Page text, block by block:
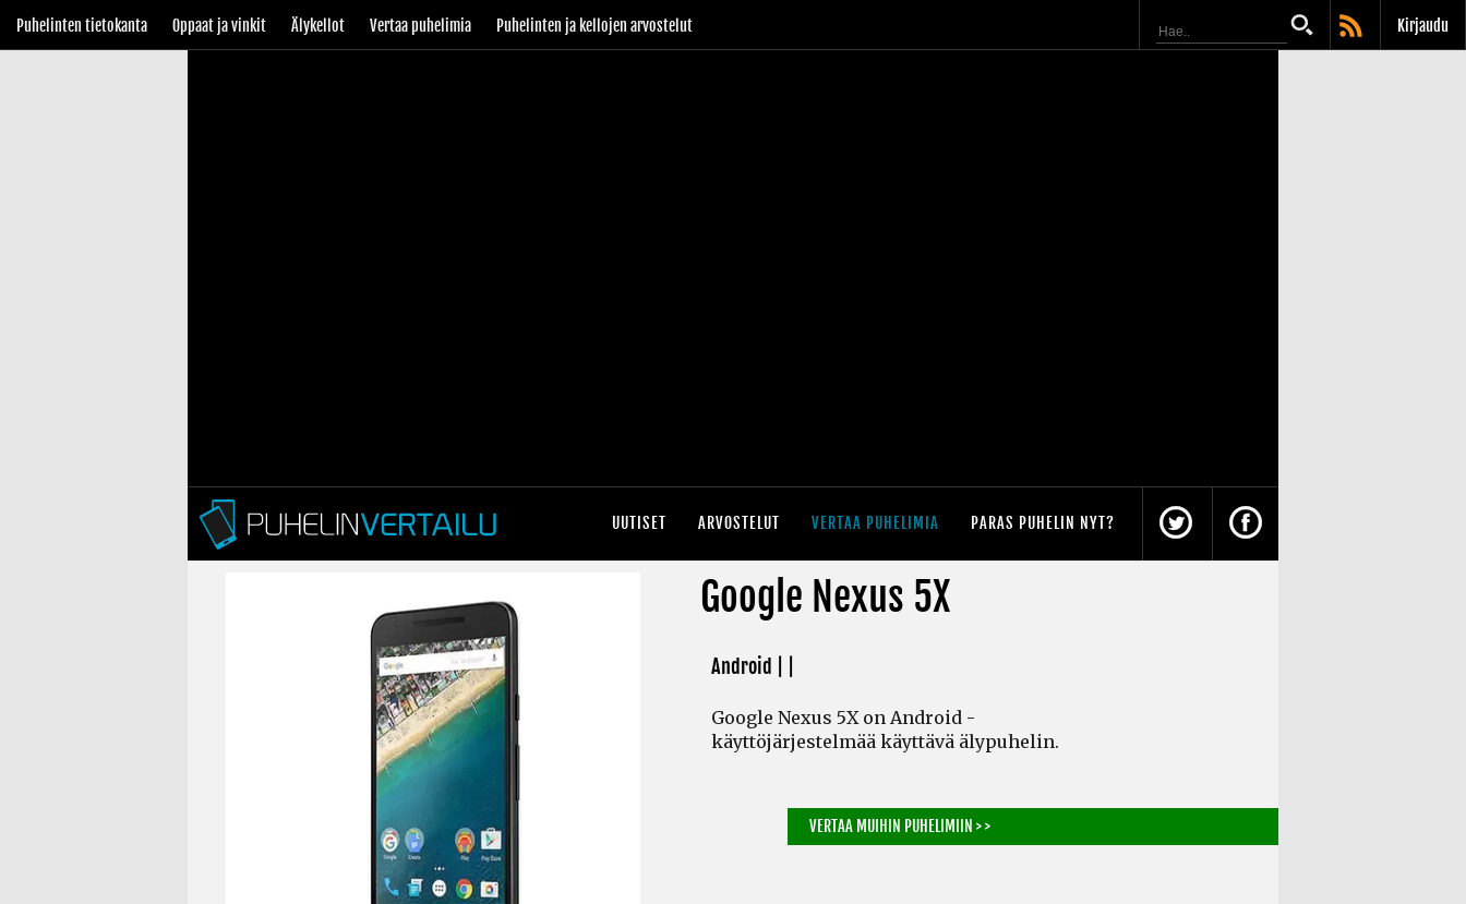
Puhelinten tietokanta Oppaat ja vinkit Älykellot Vertaa puhelimia Puhelinten ja kellojen arvostelut Kirjaudu
UUTISET ARVOSTELUT VERTAA PUHELIMIA PARAS PUHELIN NYT?
Google Nexus 5X
Android | |
Google Nexus 5X on Android -
käyttöjärjestelmää käyttävä älypuhelin.
VERTAA MUIHIN PUHELIMIIN > >